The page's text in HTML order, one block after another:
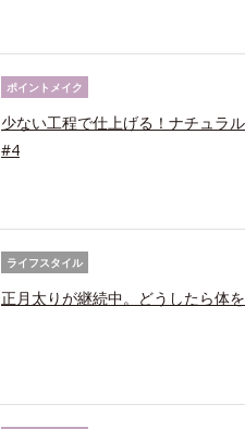
ポイントメイク
少ない工程で仕上げる！ナチュラ
#4
ライフスタイル
正月太りが継続中。どうしたら体